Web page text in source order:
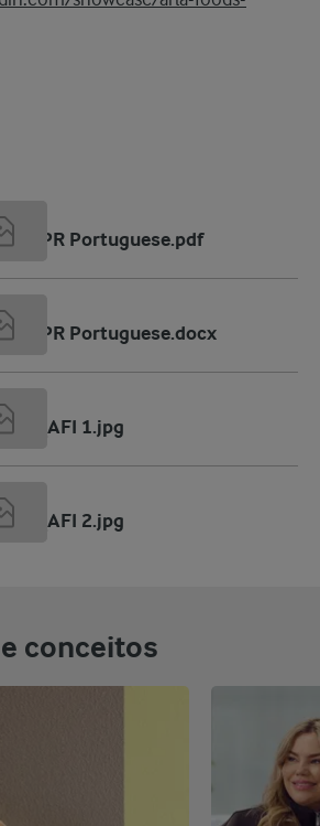
PR Portuguese.pdf
PR Portuguese.docx
1.jpg
2.jpg
conceitos